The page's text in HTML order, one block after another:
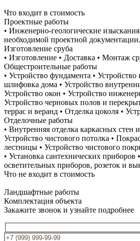
Что входит в стоимость
Проектные работы
• Инженерно-геологические
необходимой проектной документации.
Изготовление сруба
• Изготовление • Доставка • Монтаж
Общестроительные работы
• Устройство фундамента • Устройство
шлифовка дома • Устройство
Устройство окон • Устройство
Устройство черновых полов и
террас и веранд • Отделка цоколя •
Отделочные работы
• Внутренняя отделка каркасных стен
Устройство чистового потолка •
лестницы • Устройство чистового
• Установка сантехнических приборов
осветительных приборов, розеток и
Что не входит в стоимость
Ландшафтные работы
Комплектация объекта
Закажите звонок и узнайте подробнее